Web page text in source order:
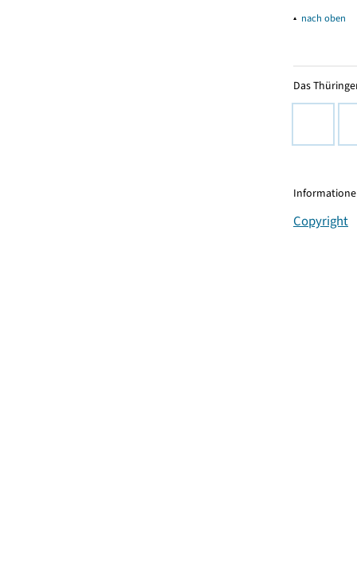
▴ nach oben
Das
Copyright